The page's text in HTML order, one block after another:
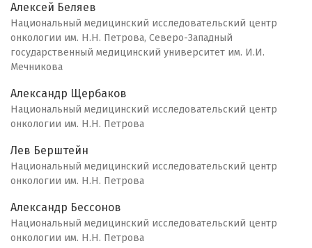
Алексей Беляев
Национальный медицинский исследовательский центр
онкологии им. Н.Н. Петрова, Северо-Западный
государственный медицинский университет им. И.И.
Мечникова
Александр Щербаков
Национальный медицинский исследовательский центр
онкологии им. Н.Н. Петрова
Лев Берштейн
Национальный медицинский исследовательский центр
онкологии им. Н.Н. Петрова
Александр Бессонов
Национальный медицинский исследовательский центр
онкологии им. Н.Н. Петрова